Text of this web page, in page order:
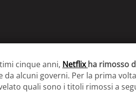
cinque anni, Netflixha rimosso
da alcuni governi. Per la prima
quali sono i titoli rimossi a